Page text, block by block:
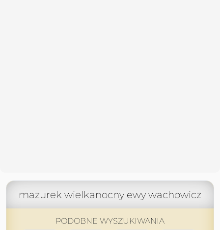
mazurek wielkanocny ewy wachowicz
PODOBNE WYSZUKIWANIA